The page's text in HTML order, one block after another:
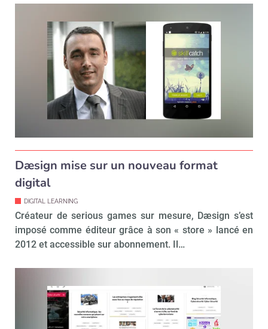
Dæsign mise sur un nouveau format
digital
DIGITAL LEARNING
Créateur de serious games sur mesure, Dæsign s’est
imposé comme éditeur grâce à son « store » lancé en
2012 et accessible sur abonnement. Il…